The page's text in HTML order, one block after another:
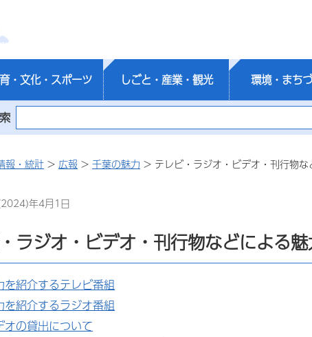
・文化・スポーツ しごと・産業・観光 環境・まち
報・統計 > 広報 > 千葉の魅力 > テレビ・ラジオ・ビデオ・刊行物
年4月1日
ラジオ・ビデオ・刊行物などによる
を紹介するテレビ番組
を紹介するラジオ番組
オの貸出について